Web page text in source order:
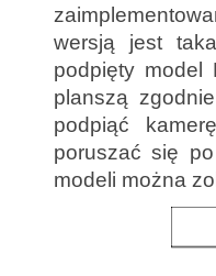
wersją jest
podpięty model
planszą
podpiąć
poruszać się po
modeli można